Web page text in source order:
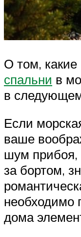
О том,
спальни в
в
Если
ваше
шум прибоя,
за бортом,
необходимо
дома